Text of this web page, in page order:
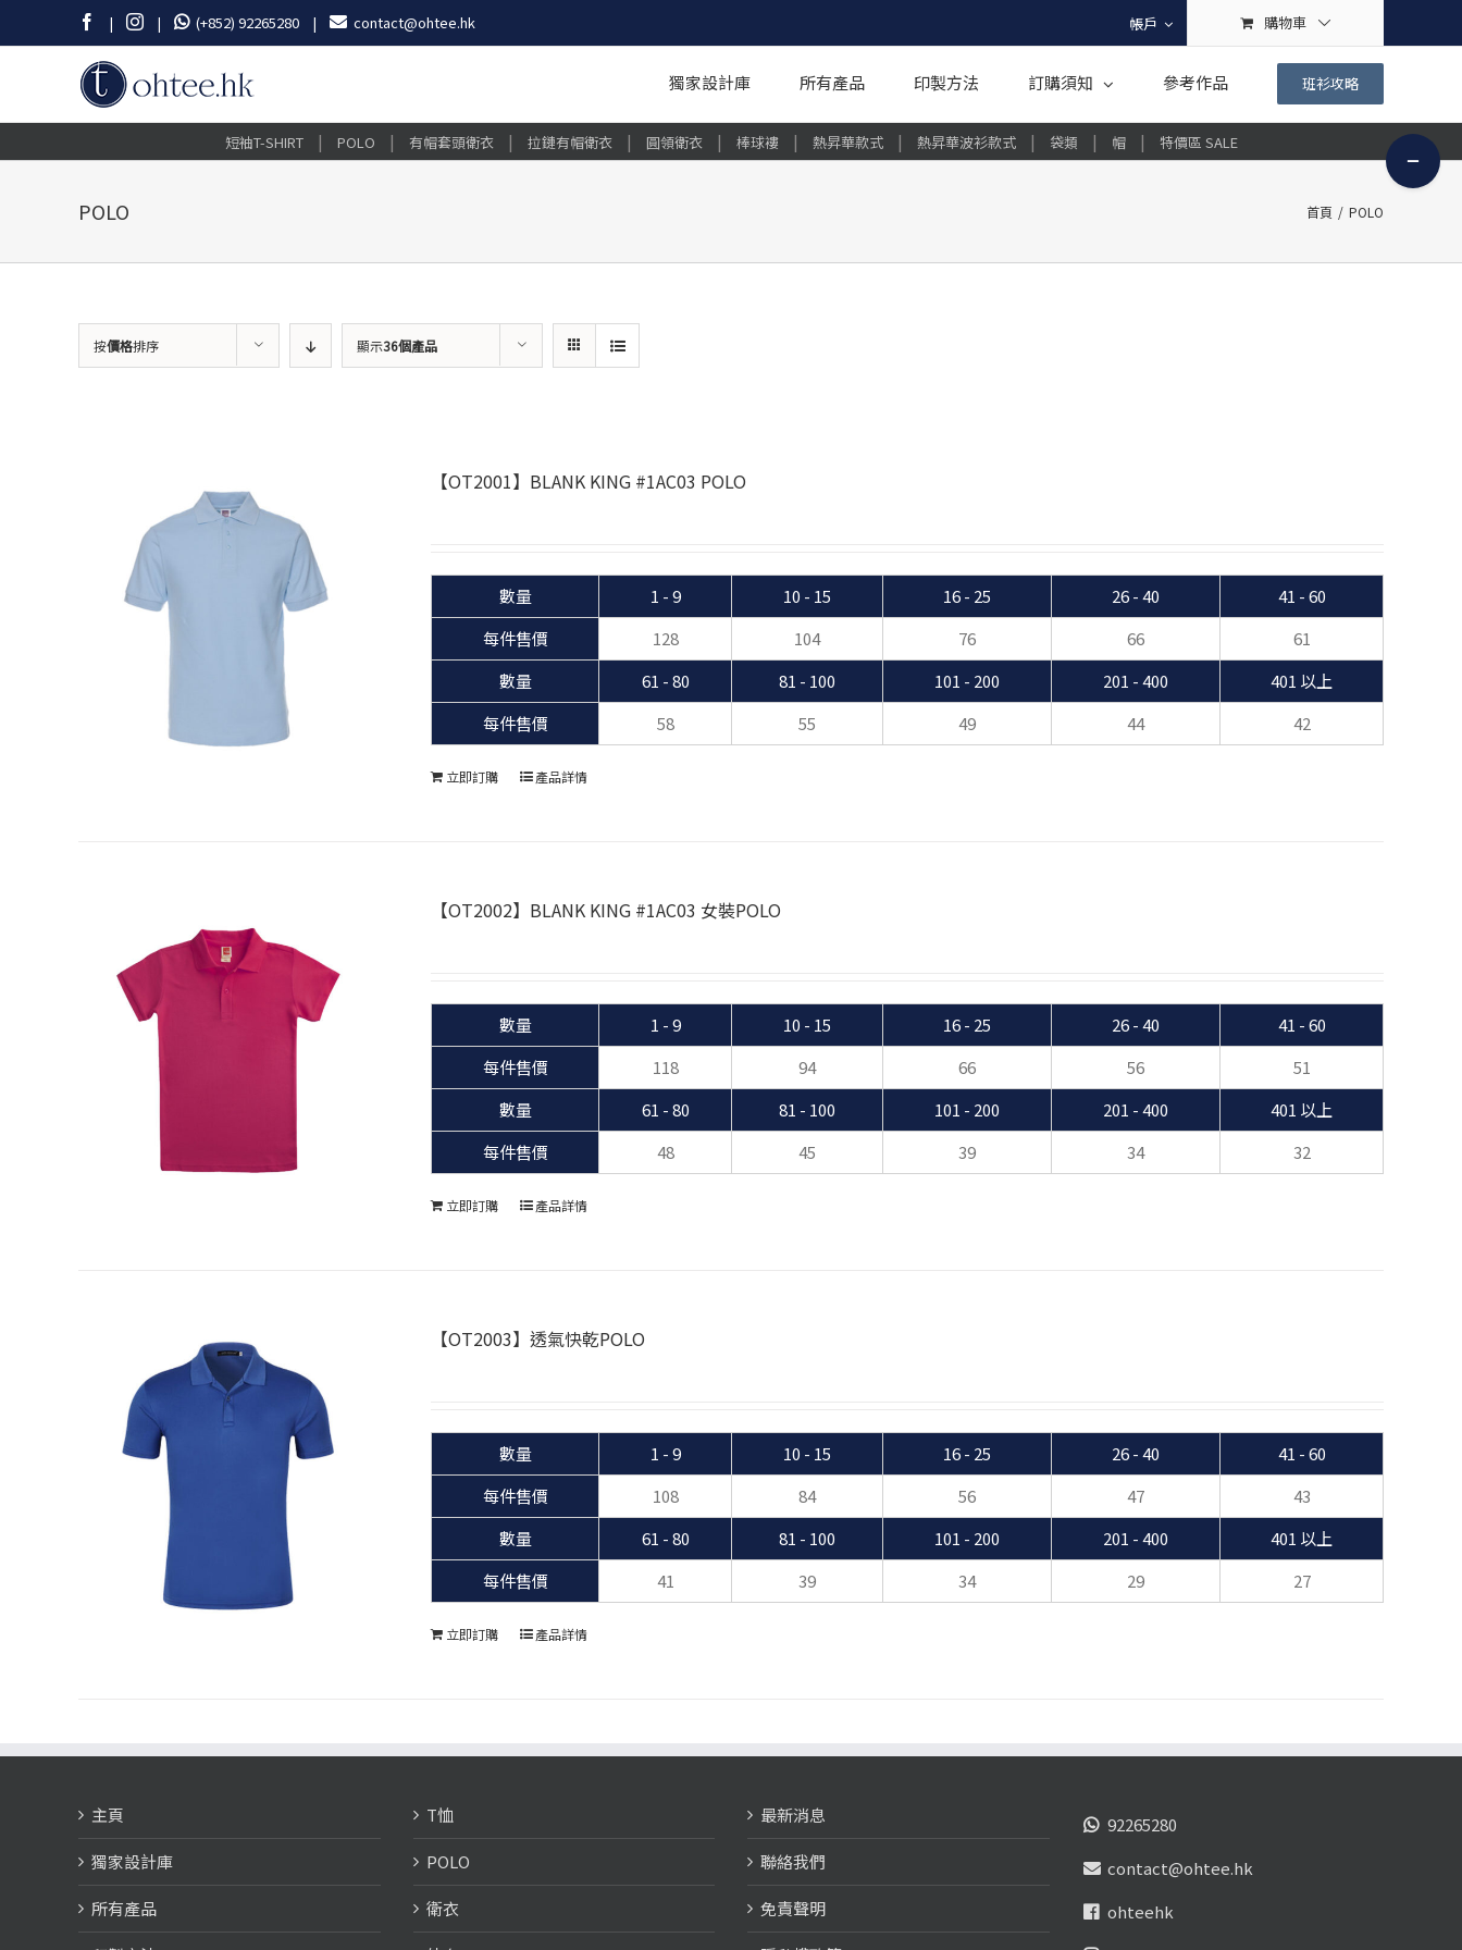
| | (+852) 92265280 | contact@ohtee.hk 帳戶 購物車
獨家設計庫 所有產品 印製方法 訂購須知 參考作品 班衫攻略
Toggle
Sliding
Bar
短袖T-SHIRT | POLO | 有帽套頭衛衣 | 拉鏈有帽衛衣 | 圓領衛衣 | 棒球褸 | 熱昇華款式 | 熱昇華波衫款式 | 袋類 | 帽 | 特價區 SALE
POLO 首頁 / POLO
按價格排序 顯示36個產品
【OT2001】BLANK KING #1AC03 POLO
數量 1 - 9 10 - 15 16 - 25 26 - 40
41 - 60
每件售價
128 104 76 66
61
數量
61 - 80 81 - 100 101 - 200 201 - 400
401 以上
每件售價
58 55 49 44 42
立即訂購 產品詳情
【OT2002】BLANK KING #1AC03 女裝POLO
數量 1 - 9 10 - 15 16 - 25 26 - 40
41 - 60
每件售價
118 94 66 56
51
數量
61 - 80 81 - 100 101 - 200 201 - 400
401 以上
每件售價
48 45 39 34 32
立即訂購 產品詳情
【OT2003】透氣快乾POLO
數量 1 - 9 10 - 15 16 - 25 26 - 40
41 - 60
每件售價
108 84 56 47
43
數量
61 - 80 81 - 100 101 - 200 201 - 400
401 以上
每件售價
41 39 34 29 27
立即訂購 產品詳情
主頁
獨家設計庫
所有產品
T恤
POLO
衛衣
最新消息
聯絡我們
免責聲明
92265280
contact@ohtee.hk
ohteehk